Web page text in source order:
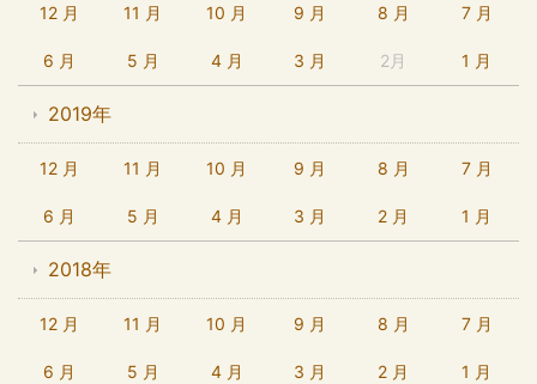
12 月 11 月 10 月 9 月 8 月 7 月
6 月 5 月 4 月 3 月 2月 1 月
2019年
12 月 11 月 10 月 9 月 8 月 7 月
6 月 5 月 4 月 3 月 2 月 1 月
2018年
12 月 11 月 10 月 9 月 8 月 7 月
6 月 5 月 4 月 3 月 2 月 1 月